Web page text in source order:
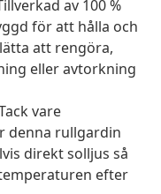
av 100 %
för att hålla och
att rengöra,
eller avtorkning
vare
denna rullgardin
direkt solljus så
efter